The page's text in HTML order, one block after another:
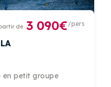
de 3 090€/pers
en petit groupe